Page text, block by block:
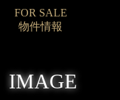
FOR SALE
物件情報
IMAGE